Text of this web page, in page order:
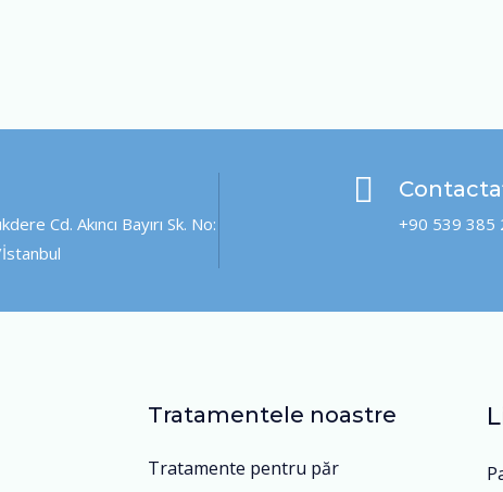
Cd. Akıncı Bayırı Sk. No:
+90 539 385
Tratamentele noastre
Tratamente pentru păr